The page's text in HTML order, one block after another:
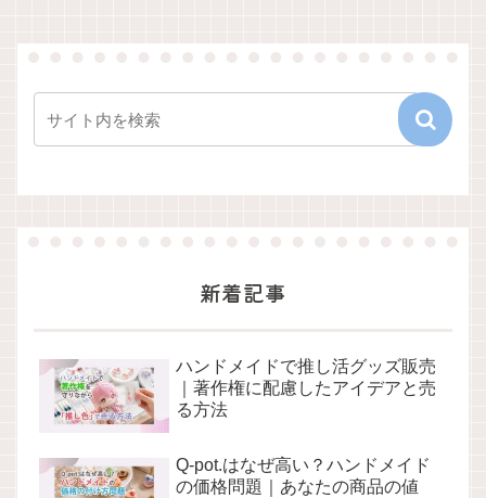
新着記事
ハンドメイドで推し活グッズ販売
｜著作権に配慮したアイデアと売
る方法
Q-pot.はなぜ高い？ハンドメイド
の価格問題｜あなたの商品の値